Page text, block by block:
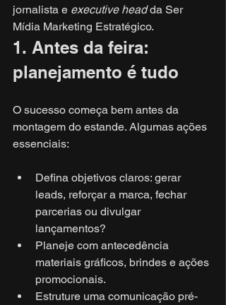
jornalista e executive head da Ser
Mídia Marketing Estratégico.
1. Antes da feira:
planejamento é tudo
O sucesso começa bem antes da
montagem do estande. Algumas ações
essenciais:
Defina objetivos claros: gerar
leads, reforçar a marca, fechar
parcerias ou divulgar
lançamentos?
Planeje com antecedência
materiais gráficos, brindes e ações
promocionais.
Estruture uma comunicação pré-